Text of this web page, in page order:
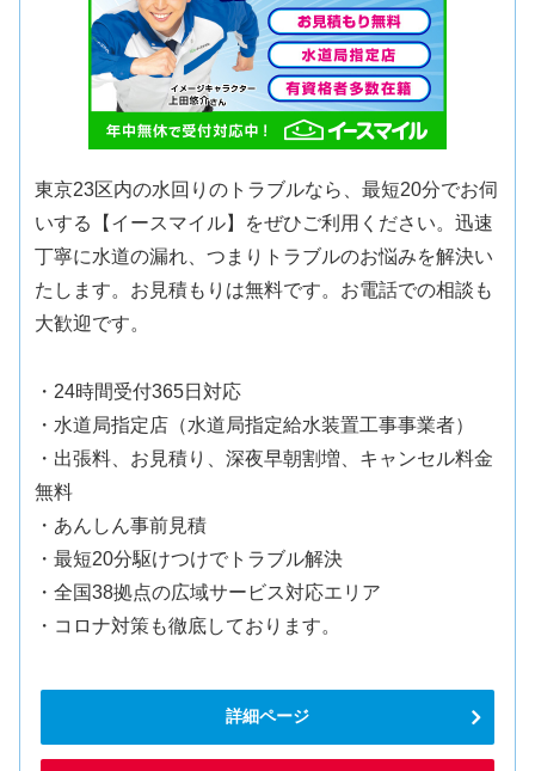
東京23区内の水回りのトラブルなら、最短20分でお伺
いする【イースマイル】をぜひご利用ください。迅速
丁寧に水道の漏れ、つまりトラブルのお悩みを解決い
たします。お見積もりは無料です。お電話での相談も
大歓迎です。
・24時間受付365日対応
・水道局指定店（水道局指定給水装置工事事業者）
・出張料、お見積り、深夜早朝割増、キャンセル料金
無料
・あんしん事前見積
・最短20分駆けつけでトラブル解決
・全国38拠点の広域サービス対応エリア
・コロナ対策も徹底しております。
詳細ページ